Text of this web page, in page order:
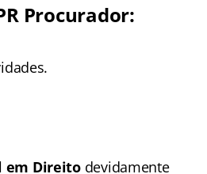
Procurador:
em Direito devidamente